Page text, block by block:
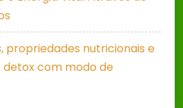
propriedades nutricionais e
detox com modo de